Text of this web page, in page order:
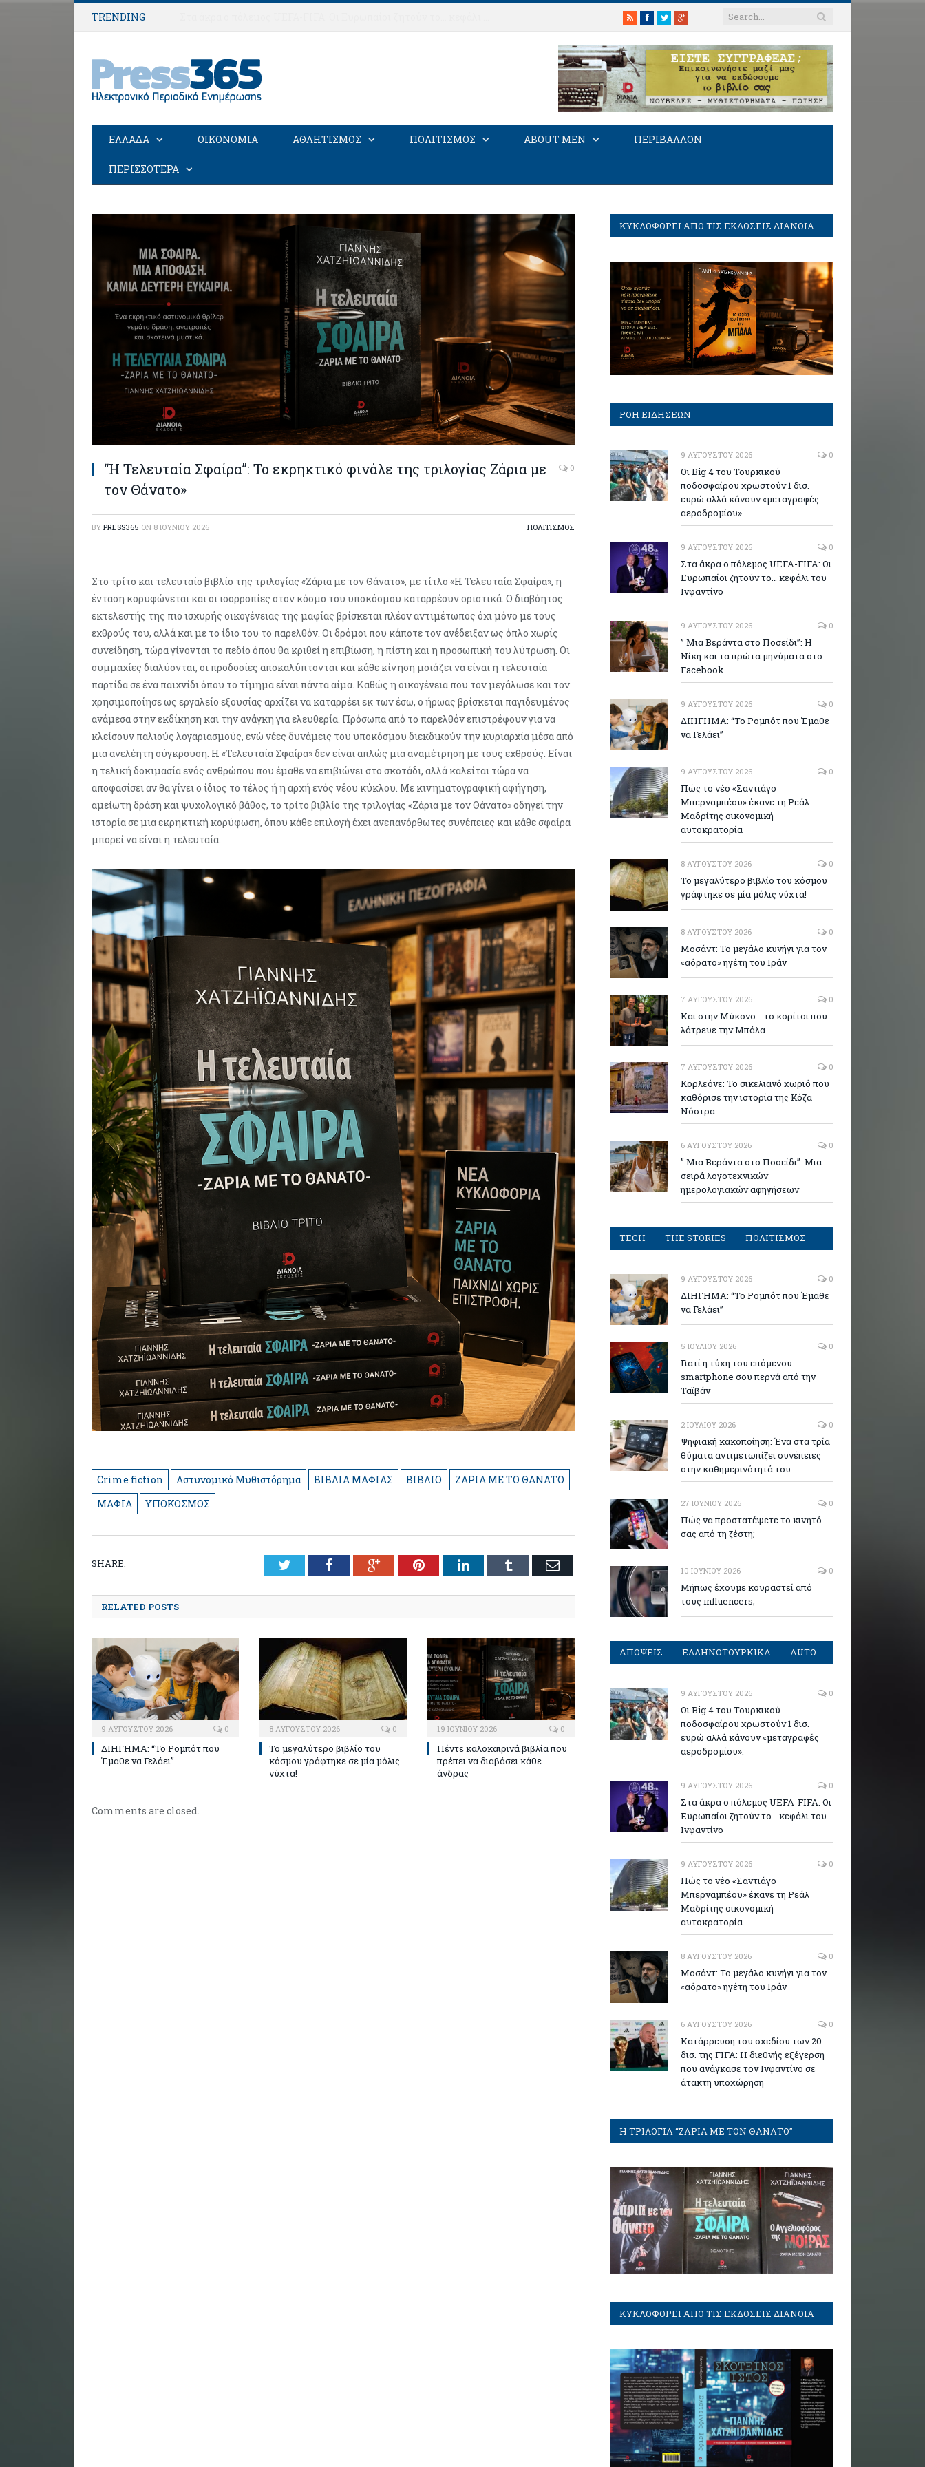
TRENDING RSSFacebook
TwitterGoogle+
ΕΛΛΑΔΑ ΟΙΚΟΝΟΜΙΑ ΑΘΛΗΤΙΣΜΟΣ ΠΟΛΙΤΙΣΜΟΣ ABOUT MEN ΠΕΡΙΒΑΛΛΟΝ
ΠΕΡΙΣΣΟΤΕΡΑ
“Η Τελευταία Σφαίρα”: Το εκρηκτικό φινάλε της τριλογίας Ζάρια με
τον Θάνατο»
0
BY PRESS365 ON 8 ΙΟΥΝΊΟΥ 2026 ΠΟΛΙΤΙΣΜΟΣ
Στο τρίτο και τελευταίο βιβλίο της τριλογίας «Ζάρια με τον Θάνατο», με τίτλο «Η Τελευταία Σφαίρα», η
ένταση κορυφώνεται και οι ισορροπίες στον κόσμο του υποκόσμου καταρρέουν οριστικά. Ο διαβόητος
εκτελεστής της πιο ισχυρής οικογένειας της μαφίας βρίσκεται πλέον αντιμέτωπος όχι μόνο με τους
εχθρούς του, αλλά και με το ίδιο του το παρελθόν. Οι δρόμοι που κάποτε τον ανέδειξαν ως όπλο χωρίς
συνείδηση, τώρα γίνονται το πεδίο όπου θα κριθεί η επιβίωση, η πίστη και η προσωπική του λύτρωση. Οι
συμμαχίες διαλύονται, οι προδοσίες αποκαλύπτονται και κάθε κίνηση μοιάζει να είναι η τελευταία
παρτίδα σε ένα παιχνίδι όπου το τίμημα είναι πάντα αίμα. Καθώς η οικογένεια που τον μεγάλωσε και τον
χρησιμοποίησε ως εργαλείο εξουσίας αρχίζει να καταρρέει εκ των έσω, ο ήρωας βρίσκεται παγιδευμένος
ανάμεσα στην εκδίκηση και την ανάγκη για ελευθερία. Πρόσωπα από το παρελθόν επιστρέφουν για να
κλείσουν παλιούς λογαριασμούς, ενώ νέες δυνάμεις του υποκόσμου διεκδικούν την κυριαρχία μέσα από
μια ανελέητη σύγκρουση. Η «Τελευταία Σφαίρα» δεν είναι απλώς μια αναμέτρηση με τους εχθρούς. Είναι
η τελική δοκιμασία ενός ανθρώπου που έμαθε να επιβιώνει στο σκοτάδι, αλλά καλείται τώρα να
αποφασίσει αν θα γίνει ο ίδιος το τέλος ή η αρχή ενός νέου κύκλου. Με κινηματογραφική αφήγηση,
αμείωτη δράση και ψυχολογικό βάθος, το τρίτο βιβλίο της τριλογίας «Ζάρια με τον Θάνατο» οδηγεί την
ιστορία σε μια εκρηκτική κορύφωση, όπου κάθε επιλογή έχει ανεπανόρθωτες συνέπειες και κάθε σφαίρα
μπορεί να είναι η τελευταία.
Crime fiction Αστυνομικό Μυθιστόρημα ΒΙΒΛΙΑ ΜΑΦΙΑΣ ΒΙΒΛΙΟ
ΖΑΡΙΑ ΜΕ ΤΟ ΘΑΝΑΤΟ
ΜΑΦΙΑ
ΥΠΟΚΟΣΜΟΣ
SHARE. TwitterFacebookGoogle+PinterestLinkedInTumblr Email
RELATED POSTS
9 ΑΥΓΟΎΣΤΟΥ 2026 0
ΔΙΗΓΗΜΑ: “Το Ρομπότ που
Έμαθε να Γελάει”
8 ΑΥΓΟΎΣΤΟΥ 2026 0
Το μεγαλύτερο βιβλίο του
κόσμου γράφτηκε σε μία μόλις
νύχτα!
19 ΙΟΥΝΊΟΥ 2026 0
Πέντε καλοκαιρινά βιβλία που
πρέπει να διαβάσει κάθε
άνδρας
Comments are closed.
ΚΥΚΛΟΦΟΡΕΙ ΑΠΟ ΤΙΣ ΕΚΔΟΣΕΙΣ ΔΙΑΝΟΙΑ
ΡΟΗ ΕΙΔΗΣΕΩΝ
9 ΑΥΓΟΎΣΤΟΥ 2026 0
Οι Big 4 του Τουρκικού
ποδοσφαίρου χρωστούν 1 δισ.
ευρώ αλλά κάνουν «μεταγραφές
αεροδρομίου».
9 ΑΥΓΟΎΣΤΟΥ 2026 0
Στα άκρα ο πόλεμος UEFA-FIFA: Οι
Ευρωπαίοι ζητούν το… κεφάλι του
Ινφαντίνο
9 ΑΥΓΟΎΣΤΟΥ 2026 0
” Μια Βεράντα στο Ποσείδι”: Η
Νίκη και τα πρώτα μηνύματα στο
Facebook
9 ΑΥΓΟΎΣΤΟΥ 2026 0
ΔΙΗΓΗΜΑ: “Το Ρομπότ που Έμαθε
να Γελάει”
9 ΑΥΓΟΎΣΤΟΥ 2026 0
Πώς το νέο «Σαντιάγο
Μπερναμπέου» έκανε τη Ρεάλ
Μαδρίτης οικονομική
αυτοκρατορία
8 ΑΥΓΟΎΣΤΟΥ 2026 0
Το μεγαλύτερο βιβλίο του κόσμου
γράφτηκε σε μία μόλις νύχτα!
8 ΑΥΓΟΎΣΤΟΥ 2026 0
Μοσάντ: Το μεγάλο κυνήγι για τον
«αόρατο» ηγέτη του Ιράν
7 ΑΥΓΟΎΣΤΟΥ 2026 0
Και στην Μύκονο .. το κορίτσι που
λάτρευε την Μπάλα
7 ΑΥΓΟΎΣΤΟΥ 2026 0
Κορλεόνε: Το σικελιανό χωριό που
καθόρισε την ιστορία της Κόζα
Νόστρα
6 ΑΥΓΟΎΣΤΟΥ 2026 0
” Μια Βεράντα στο Ποσείδι”: Μια
σειρά λογοτεχνικών
ημερολογιακών αφηγήσεων
TECH THE STORIES ΠΟΛΙΤΙΣΜΟΣ
9 ΑΥΓΟΎΣΤΟΥ 2026 0
ΔΙΗΓΗΜΑ: “Το Ρομπότ που Έμαθε
να Γελάει”
5 ΙΟΥΛΊΟΥ 2026 0
Γιατί η τύχη του επόμενου
smartphone σου περνά από την
Ταϊβάν
2 ΙΟΥΛΊΟΥ 2026 0
Ψηφιακή κακοποίηση: Ένα στα τρία
θύματα αντιμετωπίζει συνέπειες
στην καθημερινότητά του
27 ΙΟΥΝΊΟΥ 2026 0
Πώς να προστατέψετε το κινητό
σας από τη ζέστη;
10 ΙΟΥΝΊΟΥ 2026 0
Μήπως έχουμε κουραστεί από
τους influencers;
ΑΠΟΨΕΙΣ ΕΛΛΗΝΟΤΟΥΡΚΙΚΑ AUTO
9 ΑΥΓΟΎΣΤΟΥ 2026 0
Οι Big 4 του Τουρκικού
ποδοσφαίρου χρωστούν 1 δισ.
ευρώ αλλά κάνουν «μεταγραφές
αεροδρομίου».
9 ΑΥΓΟΎΣΤΟΥ 2026 0
Στα άκρα ο πόλεμος UEFA-FIFA: Οι
Ευρωπαίοι ζητούν το… κεφάλι του
Ινφαντίνο
9 ΑΥΓΟΎΣΤΟΥ 2026 0
Πώς το νέο «Σαντιάγο
Μπερναμπέου» έκανε τη Ρεάλ
Μαδρίτης οικονομική
αυτοκρατορία
8 ΑΥΓΟΎΣΤΟΥ 2026 0
Μοσάντ: Το μεγάλο κυνήγι για τον
«αόρατο» ηγέτη του Ιράν
6 ΑΥΓΟΎΣΤΟΥ 2026 0
Κατάρρευση του σχεδίου των 20
δισ. της FIFA: Η διεθνής εξέγερση
που ανάγκασε τον Ινφαντίνο σε
άτακτη υποχώρηση
Η ΤΡΙΛΟΓΙΑ “ΖΑΡΙΑ ΜΕ ΤΟΝ ΘΑΝΑΤΟ”
ΚΥΚΛΟΦΟΡΕΙ ΑΠΟ ΤΙΣ ΕΚΔΟΣΕΙΣ ΔΙΑΝΟΙΑ